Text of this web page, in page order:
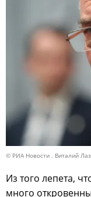
© РИА Новости . Виталий
Из того лепета,
много